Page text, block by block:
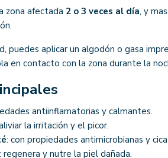
zona afectada 2 o 3 veces al día, y
puedes aplicar un algodón o gasa
en contacto con la zona durante la
antiinflamatorias y calmantes.
la irritación y el picor.
: con propiedades antimicrobianas y
: regenera y nutre la piel dañada.